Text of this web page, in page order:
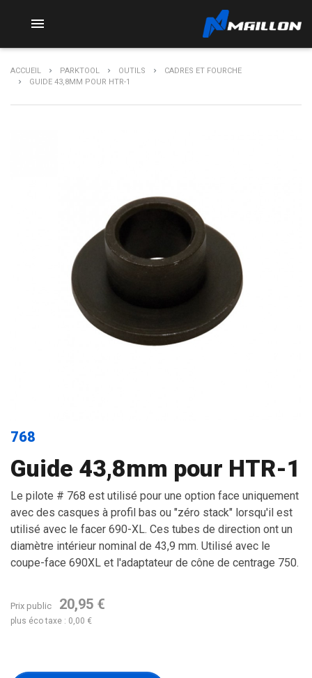

ACCUEIL PARKTOOL OUTILS
CADRES ET FOURCHE
GUIDE 43,8MM POUR HTR-1
768
Guide 43,8mm pour HTR-1
Le pilote # 768 est utilisé pour une option face uniquement
avec des casques à profil bas ou "zéro stack" lorsqu'il est
utilisé avec le facer 690-XL. Ces tubes de direction ont un
diamètre intérieur nominal de 43,9 mm. Utilisé avec le
coupe-face 690XL et l'adaptateur de cône de centrage 750.
Prix public 20,95 €
plus éco taxe : 0,00 €